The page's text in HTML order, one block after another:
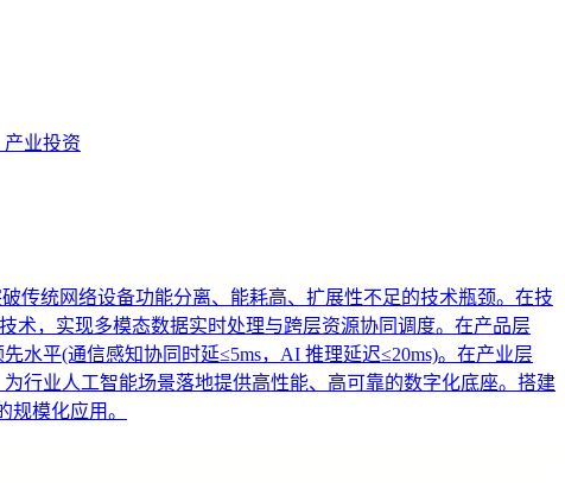
业投资
传统网络设备功能分离、能耗高、扩展性不足的技术瓶颈。在技
术，实现多模态数据实时处理与跨层资源协同调度。在产品层
水平(通信感知协同时延≤5ms，AI 推理延迟≤20ms)。在产业层
行业人工智能场景落地提供高性能、高可靠的数字化底座。搭建
模化应用。